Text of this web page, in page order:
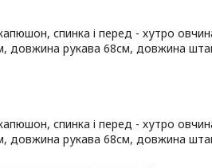
спинка і перед - хутро
довжина рукава 68см, довжина
спинка і перед - хутро
довжина рукава 68см, довжина